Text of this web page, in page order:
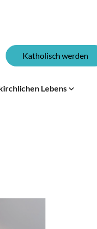
Katholisch werden
Lebens